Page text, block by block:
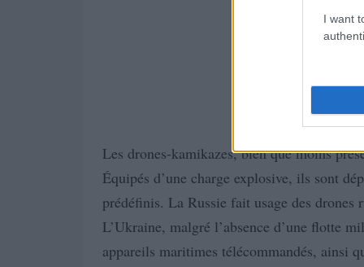
I want
Les drones-kamikazes, bien que moins
Équipés d’une charge explosive, ils sont
prédéfinis. La Russie fait usage des drones
L’Ukraine, malgré l’absence d’une flotte
appareils maritimes télécommandés, ainsi